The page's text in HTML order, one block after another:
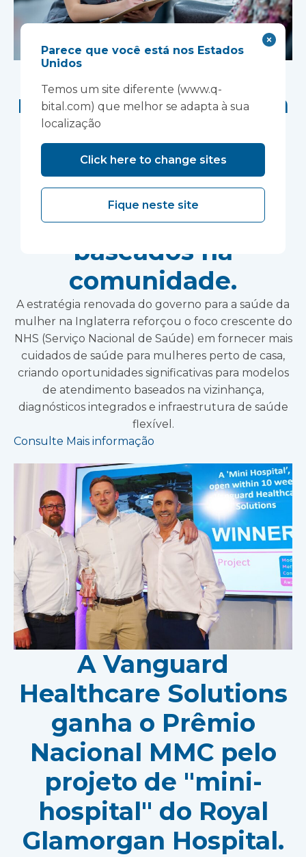
Nova estratégia
nacional de saúde da
mulher cria
oportunidade para
prestação de
cuidados de saúde
baseados na
comunidade.
A estratégia renovada do governo para a saúde da
mulher na Inglaterra reforçou o foco crescente do
NHS (Serviço Nacional de Saúde) em fornecer mais
cuidados de saúde para mulheres perto de casa,
criando oportunidades significativas para modelos
de atendimento baseados na vizinhança,
diagnósticos integrados e infraestrutura de saúde
flexível.
Consulte Mais informação
A Vanguard
Healthcare Solutions
ganha o Prêmio
Nacional MMC pelo
projeto de "mini-
hospital" do Royal
Glamorgan Hospital.
Parece que você está nos Estados
Unidos
Temos um site diferente (www.q-
bital.com) que melhor se adapta à sua
localização
Click here to change sites
Fique neste site